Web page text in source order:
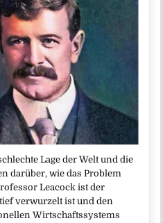
Lage der Welt und die
darüber, wie das Problem
Leacock ist der
verwurzelt ist und den
Wirtschaftssystems